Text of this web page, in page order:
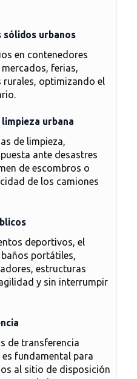
sólidos urbanos
en contenedores
ferias,
optimizando el
urbana
de limpieza,
ante desastres
de escombros o
de los camiones
deportivos, el
portátiles,
estructuras
y sin interrumpir
de transferencia
fundamental para
al sitio de disposición